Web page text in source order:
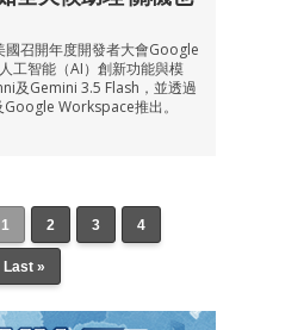
召開年度開發者大會Google
工智能（AI）創新功能與模
及Gemini 3.5 Flash，並透過
Workspace推出。
1 2 3 4
Last »